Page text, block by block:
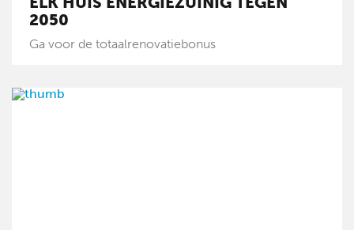
2050
Ga voor de totaalrenovatiebonus